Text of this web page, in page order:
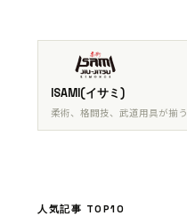
ISAMI(イサミ)
柔術、格闘技、武道用具が揃
人気記事 TOP10